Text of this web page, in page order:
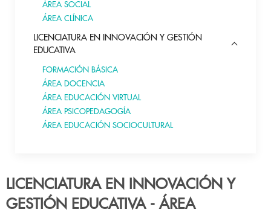
ÁREA SOCIAL
ÁREA CLÍNICA
LICENCIATURA EN INNOVACIÓN Y GESTIÓN
EDUCATIVA
FORMACIÓN BÁSICA
ÁREA DOCENCIA
ÁREA EDUCACIÓN VIRTUAL
ÁREA PSICOPEDAGOGÍA
ÁREA EDUCACIÓN SOCIOCULTURAL
LICENCIATURA EN INNOVACIÓN Y
GESTIÓN EDUCATIVA - ÁREA